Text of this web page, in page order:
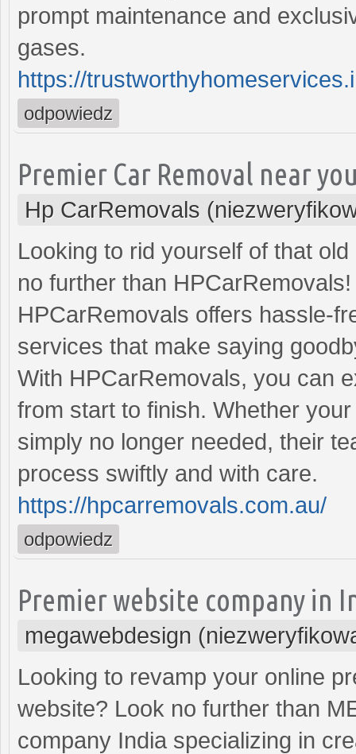
prompt maintenance and
gases.
https://
odpowiedz
Premier Car Removal near
Hp CarRemovals
Looking to rid yourself of that
no further than
HPCarRemovals offers hassle-
services that make saying
With HPCarRemovals, you can
from start to finish. Whether
simply no longer needed, their
process swiftly and with care.
https://hpcarremovals.com.au/
odpowiedz
Premier website company in
megawebdesign
Looking to revamp your online
website? Look no further than
company India specializing in